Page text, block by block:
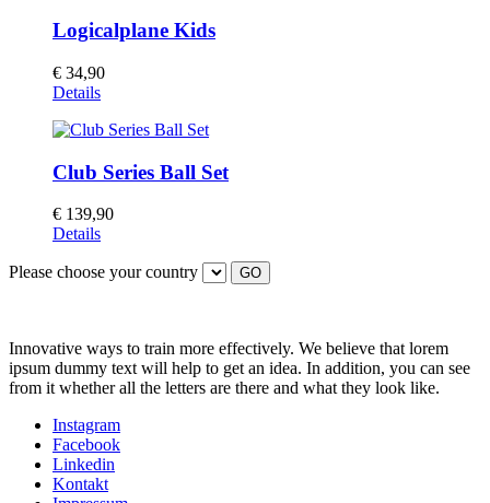
Produktseite
gewählt
werden
Logicalplane Kids
€ 34,90
Details
Club Series Ball Set
€ 139,90
DetailsDieses
weist
Die
Optionen
können
der
Produktseite
gewählt
werden
Please choose your country GO
Innovative ways to train more effectively. We believe that lorem
ipsum dummy text will help to get an idea. In addition, you can see
from it whether all the letters are there and what they look like.
Instagram
Facebook
Linkedin
Kontakt